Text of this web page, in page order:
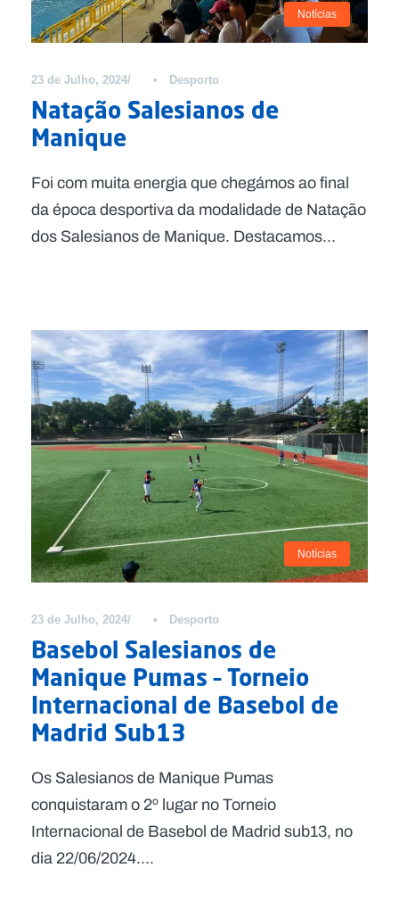
Notícias
23 de Julho, 2024 • Desporto
Natação Salesianos de
Manique
Foi com muita energia que chegámos ao final
da época desportiva da modalidade de Natação
dos Salesianos de Manique. Destacamos...
Notícias
23 de Julho, 2024 • Desporto
Basebol Salesianos de
Manique Pumas – Torneio
Internacional de Basebol de
Madrid Sub13
Os Salesianos de Manique Pumas
conquistaram o 2º lugar no Torneio
Internacional de Basebol de Madrid sub13, no
dia 22/06/2024....